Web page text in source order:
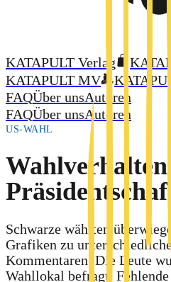
KATAPULT Verlag
KATAPULT MV
FAQÜber unsAutoren
FAQÜber unsAutoren
US-WAHL
Schwarze wählten
Grafiken zu
Kommentaren. Die Leute
Wahllokal befragt.